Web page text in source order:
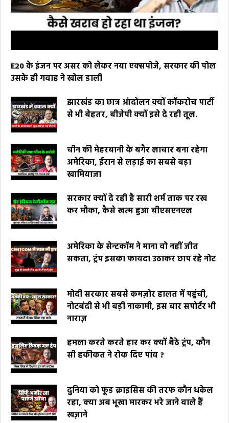
E20 के इंजन पर असर को लेकर नया एक्सपोजे, सरकार की पोल
उसके ही गवाह ने खोल डाली
झारखंड का छात्र आंदोलन क्यों कॉकरोच पार्टी
से भी बेहतर, बीजेपी क्यों इसे दे रही तूल.
चीन की मेहरबानी के बगैर लाचार बना रहेगा
अमेरिका, ईरान से लड़ाई का सबसे बड़ा
खामियाजा
सरकार क्यों दे रही है सारी शर्म ताक पर रख
कर मौका, कैसे खत्म हुआ बीएसएनएल
अमेरिका के सेन्टकॉम ने माना वो नहीं जीत
सकता, ट्रंप इसका फायदा उठाकर छाप रहे नोट
मोदी सरकार सबसे कमज़ोर हालत में पहुंची,
नोटबंदी से भी बड़ी नाकामी, इस बार सपोर्टर भी
नाराज़
हमला करते करते हार कर क्यों बैठे ट्रंप, कौन
सी हकीकत ने रोक दिए पांव ?
दुनिया को फूड क्राइसिस की तरफ कौन धकेल
रहा, क्या अब भूखा मारकर भरे जाने वाले हैं
खज़ाने